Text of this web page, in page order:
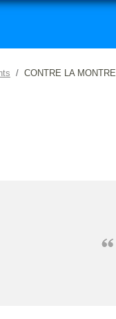
CONTRE LA MONTRE